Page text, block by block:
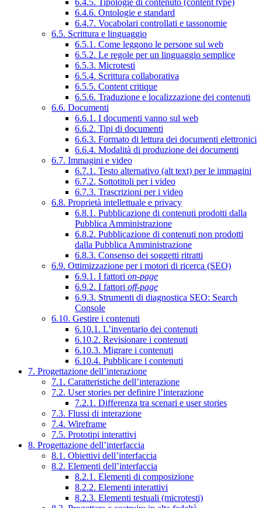
6.4.6. Ontologie e standard
6.4.7. Vocabolari controllati e tassonomie
6.5. Scrittura e linguaggio
6.5.1. Come leggono le persone sul web
6.5.2. Le regole per un linguaggio semplice
6.5.3. Microtesti
6.5.4. Scrittura collaborativa
6.5.5. Content critique
6.5.6. Traduzione e localizzazione dei contenuti
6.6. Documenti
6.6.1. I documenti vanno sul web
6.6.2. Tipi di documenti
6.6.3. Formato di lettura dei documenti elettronici
6.6.4. Modalità di produzione dei documenti
6.7. Immagini e video
6.7.1. Testo alternativo (alt text) per le immagini
6.7.2. Sottotitoli per i video
6.7.3. Trascrizioni per i video
6.8. Proprietà intellettuale e privacy
6.8.1. Pubblicazione di contenuti prodotti dalla
Pubblica Amministrazione
6.8.2. Pubblicazione di contenuti non prodotti
dalla Pubblica Amministrazione
6.8.3. Consenso dei soggetti ritratti
6.9. Ottimizzazione per i motori di ricerca (SEO)
6.9.1. I fattori on-page
6.9.2. I fattori off-page
6.9.3. Strumenti di diagnostica SEO: Search
Console
6.10. Gestire i contenuti
6.10.1. L’inventario dei contenuti
6.10.2. Revisionare i contenuti
6.10.3. Migrare i contenuti
6.10.4. Pubblicare i contenuti
7. Progettazione dell’interazione
7.1. Caratteristiche dell’interazione
7.2. User stories per definire l’interazione
7.2.1. Differenza tra scenari e user stories
7.3. Flussi di interazione
7.4. Wireframe
7.5. Prototipi interattivi
8. Progettazione dell’interfaccia
8.1. Obiettivi dell’interfaccia
8.2. Elementi dell’interfaccia
8.2.1. Elementi di composizione
8.2.2. Elementi interattivi
8.2.3. Elementi testuali (microtesti)